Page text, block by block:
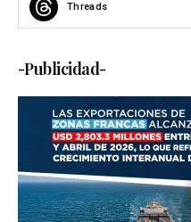
Threads
-Publicidad-